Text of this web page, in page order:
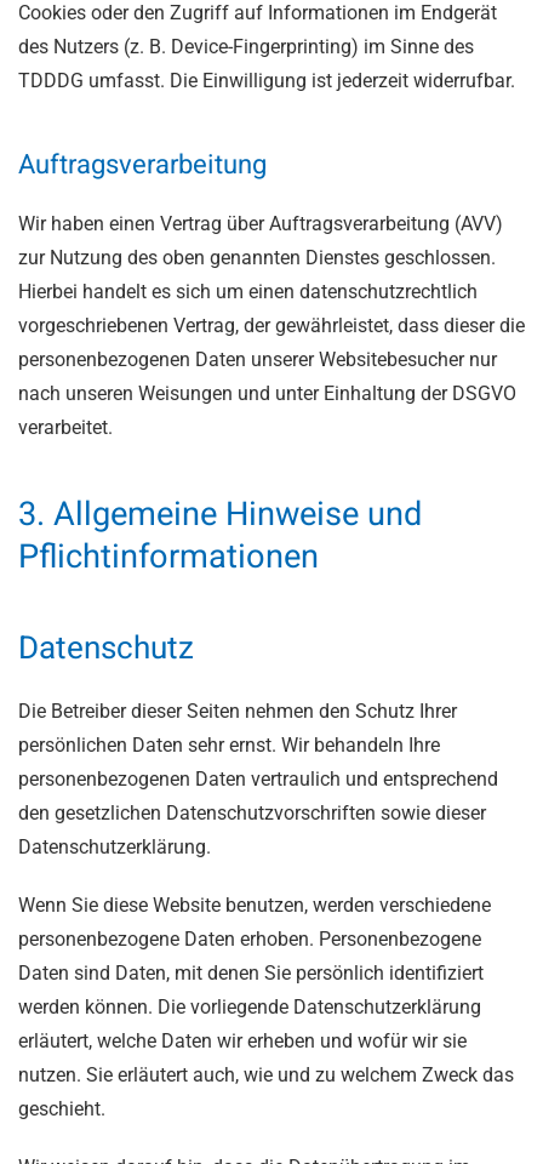
Cookies oder den Zugriff auf Informationen im Endgerät
des Nutzers (z. B. Device-Fingerprinting) im Sinne des
TDDDG umfasst. Die Einwilligung ist jederzeit widerrufbar.
Auftragsverarbeitung
Wir haben einen Vertrag über Auftragsverarbeitung (AVV)
zur Nutzung des oben genannten Dienstes geschlossen.
Hierbei handelt es sich um einen datenschutzrechtlich
vorgeschriebenen Vertrag, der gewährleistet, dass dieser die
personenbezogenen Daten unserer Websitebesucher nur
nach unseren Weisungen und unter Einhaltung der DSGVO
verarbeitet.
3. Allgemeine Hinweise und
Pflicht­informationen
Datenschutz
Die Betreiber dieser Seiten nehmen den Schutz Ihrer
persönlichen Daten sehr ernst. Wir behandeln Ihre
personenbezogenen Daten vertraulich und entsprechend
den gesetzlichen Datenschutzvorschriften sowie dieser
Datenschutzerklärung.
Wenn Sie diese Website benutzen, werden verschiedene
personenbezogene Daten erhoben. Personenbezogene
Daten sind Daten, mit denen Sie persönlich identifiziert
werden können. Die vorliegende Datenschutzerklärung
erläutert, welche Daten wir erheben und wofür wir sie
nutzen. Sie erläutert auch, wie und zu welchem Zweck das
geschieht.